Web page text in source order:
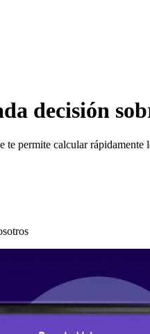
decisión
te permite calcular